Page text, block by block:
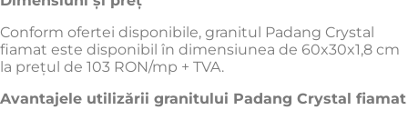
Conform ofertei disponibile, granitul Padang Crystal
fiamat este disponibil în dimensiunea de 60x30x1,8 cm
la prețul de 103 RON/mp + TVA.
Avantajele utilizării granitului Padang Crystal fiamat